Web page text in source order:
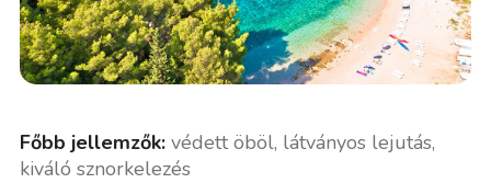
Főbb jellemzők:védett öböl, látványos lejutás,
kiváló sznorkelezés